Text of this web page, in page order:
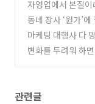
(1)
자영업에서 본질
동네 장사 ‘원가’
마케팅 대행사 다
출 강의가 있다고?
변화를 두려워 하
관련글